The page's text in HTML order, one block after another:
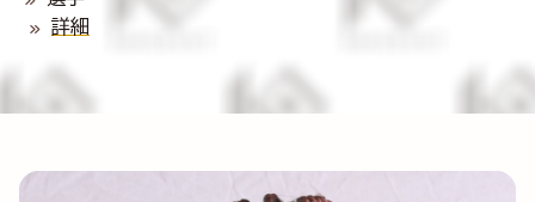
詳細